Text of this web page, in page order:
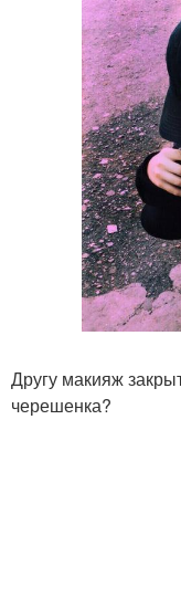
Другу макияж
черешенка?